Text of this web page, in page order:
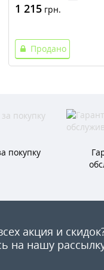
1 215грн.
Продано
покупку
акция и
на нашу